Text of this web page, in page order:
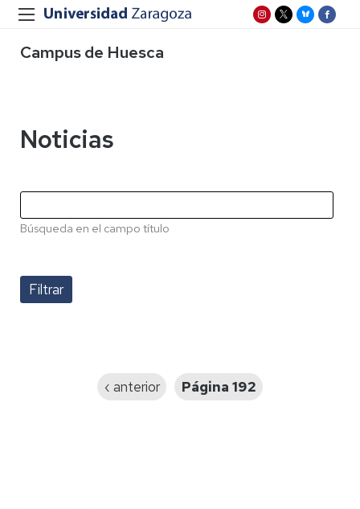
Campus de Huesca
Noticias
Búsqueda en el campo título
Página
‹ anterior Página 192